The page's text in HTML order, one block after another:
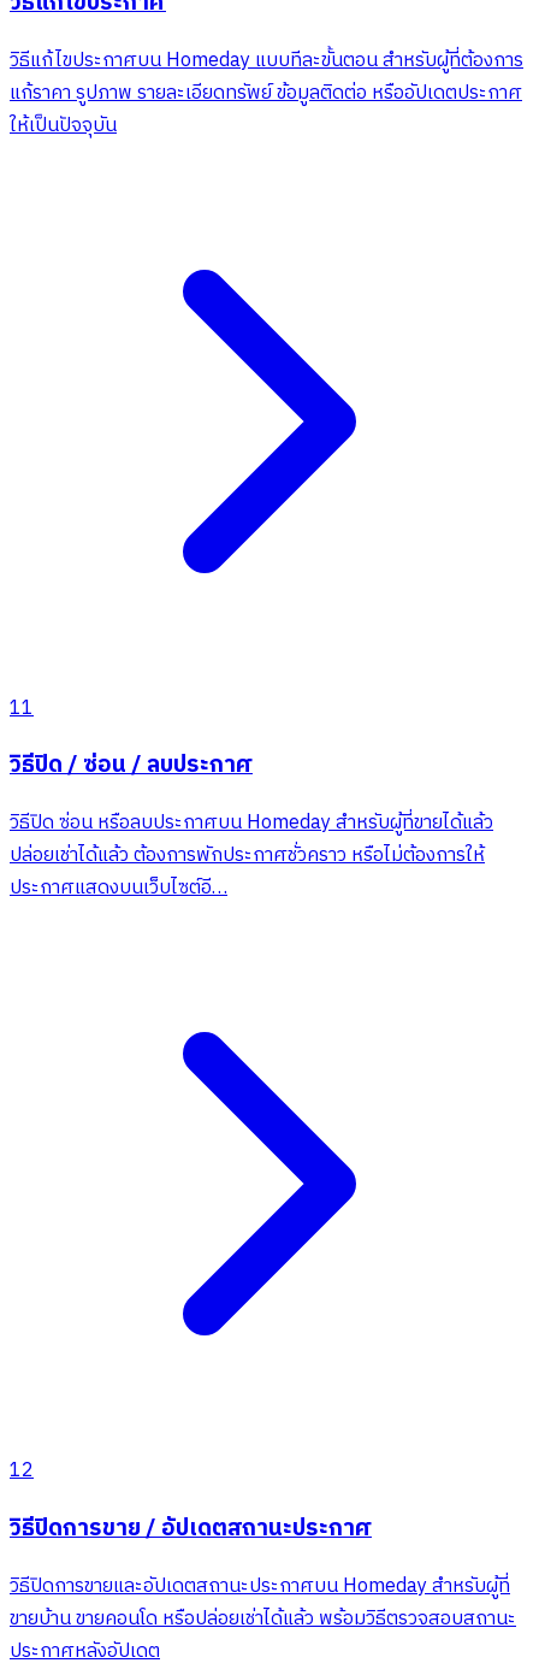
วิธีแก้ไขประกาศบน Homeday แบบทีละขั้นตอน สำหรับผู้ที่ต้องการ
แก้ราคา รูปภาพ รายละเอียดทรัพย์ ข้อมูลติดต่อ หรืออัปเดตประกาศ
ให้เป็นปัจจุบัน
11
วิธีปิด / ซ่อน / ลบประกาศ
วิธีปิด ซ่อน หรือลบประกาศบน Homeday สำหรับผู้ที่ขายได้แล้ว
ปล่อยเช่าได้แล้ว ต้องการพักประกาศชั่วคราว หรือไม่ต้องการให้
ประกาศแสดงบนเว็บไซต์อี…
12
วิธีปิดการขาย / อัปเดตสถานะประกาศ
วิธีปิดการขายและอัปเดตสถานะประกาศบน Homeday สำหรับผู้ที่
ขายบ้าน ขายคอนโด หรือปล่อยเช่าได้แล้ว พร้อมวิธีตรวจสอบสถานะ
ประกาศหลังอัปเดต